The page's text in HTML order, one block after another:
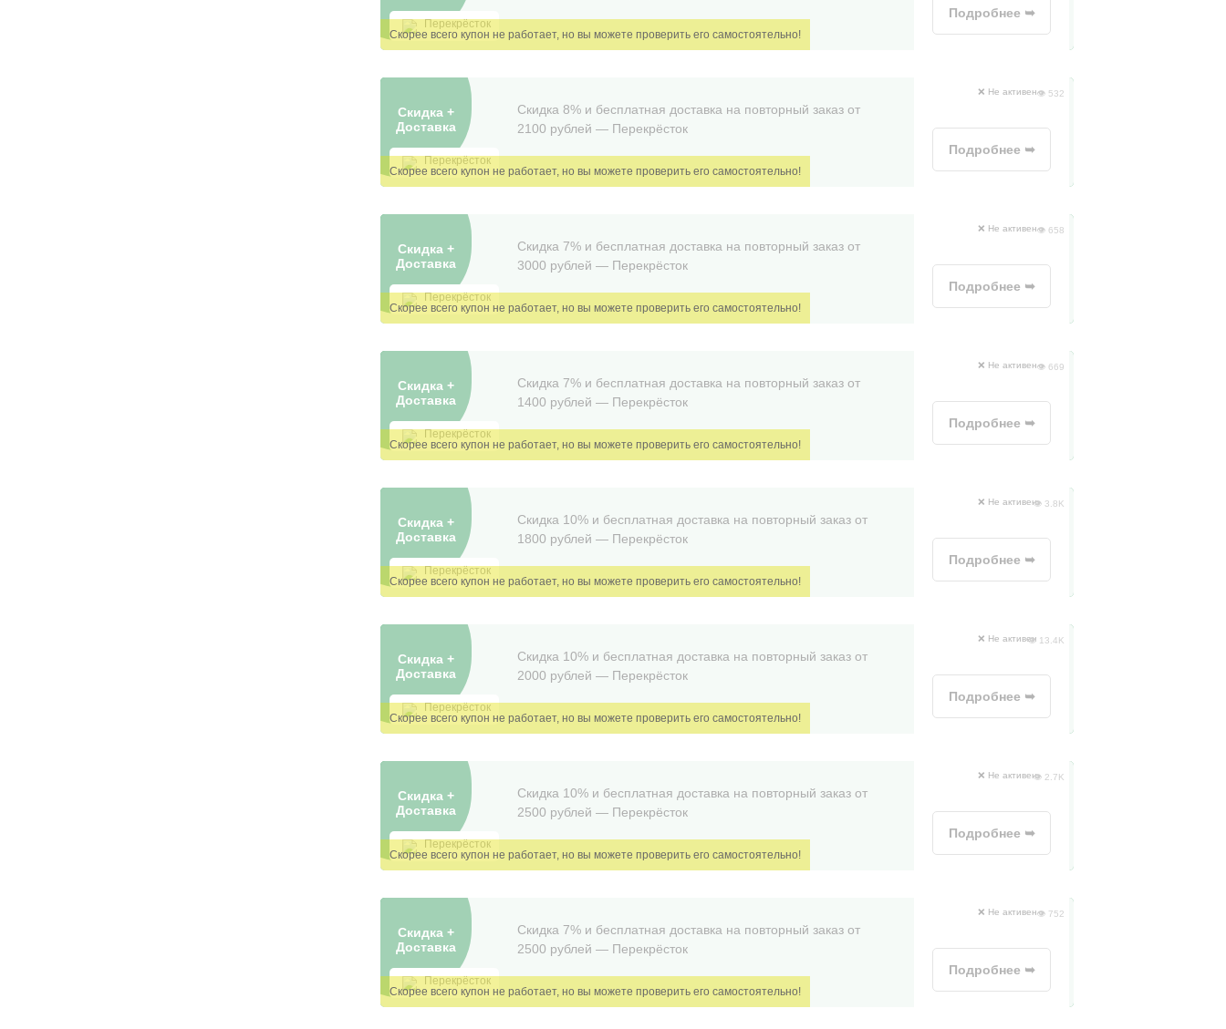
Перекрёсток
Подробнее ➥
Скидка +
Доставка
Перекрёсток
Скидка 8% и бесплатная доставка на повторный заказ от
2100 рублей — Перекрëсток
❌ Не активен👁 532
Подробнее ➥
Скидка +
Доставка
Перекрёсток
Скидка 7% и бесплатная доставка на повторный заказ от
3000 рублей — Перекрëсток
❌ Не активен👁 658
Подробнее ➥
Скидка +
Доставка
Перекрёсток
Скидка 7% и бесплатная доставка на повторный заказ от
1400 рублей — Перекрёсток
❌ Не активен👁 669
Подробнее ➥
Скидка +
Доставка
Перекрёсток
Скидка 10% и бесплатная доставка на повторный заказ от
1800 рублей — Перекрёсток
❌ Не активен👁 3.8K
Подробнее ➥
Скидка +
Доставка
Перекрёсток
Скидка 10% и бесплатная доставка на повторный заказ от
2000 рублей — Перекрëсток
❌ Не активен👁 13.4K
Подробнее ➥
Скидка +
Доставка
Перекрёсток
Скидка 10% и бесплатная доставка на повторный заказ от
2500 рублей — Перекрёсток
❌ Не активен👁 2.7K
Подробнее ➥
Скидка +
Доставка
Перекрёсток
Скидка 7% и бесплатная доставка на повторный заказ от
2500 рублей — Перекрëсток
❌ Не активен👁 752
Подробнее ➥